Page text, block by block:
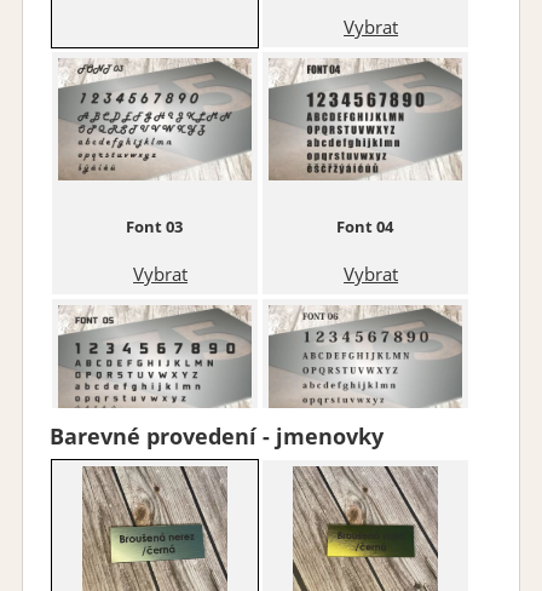
Vybrat
Font 03
Vybrat
Font 04
Vybrat
Font 05
Vybrat
Font 06
Vybrat
Barevné provedení - jmenovky